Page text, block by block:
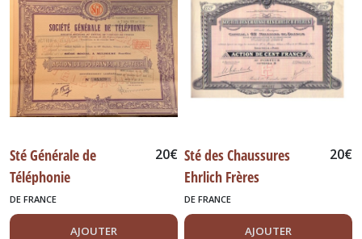
Sté Générale de
Téléphonie
20€
DE FRANCE
AJOUTER
Sté des Chaussures
Ehrlich Frères
20€
DE FRANCE
AJOUTER